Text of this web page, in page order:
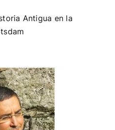
Antigua en la